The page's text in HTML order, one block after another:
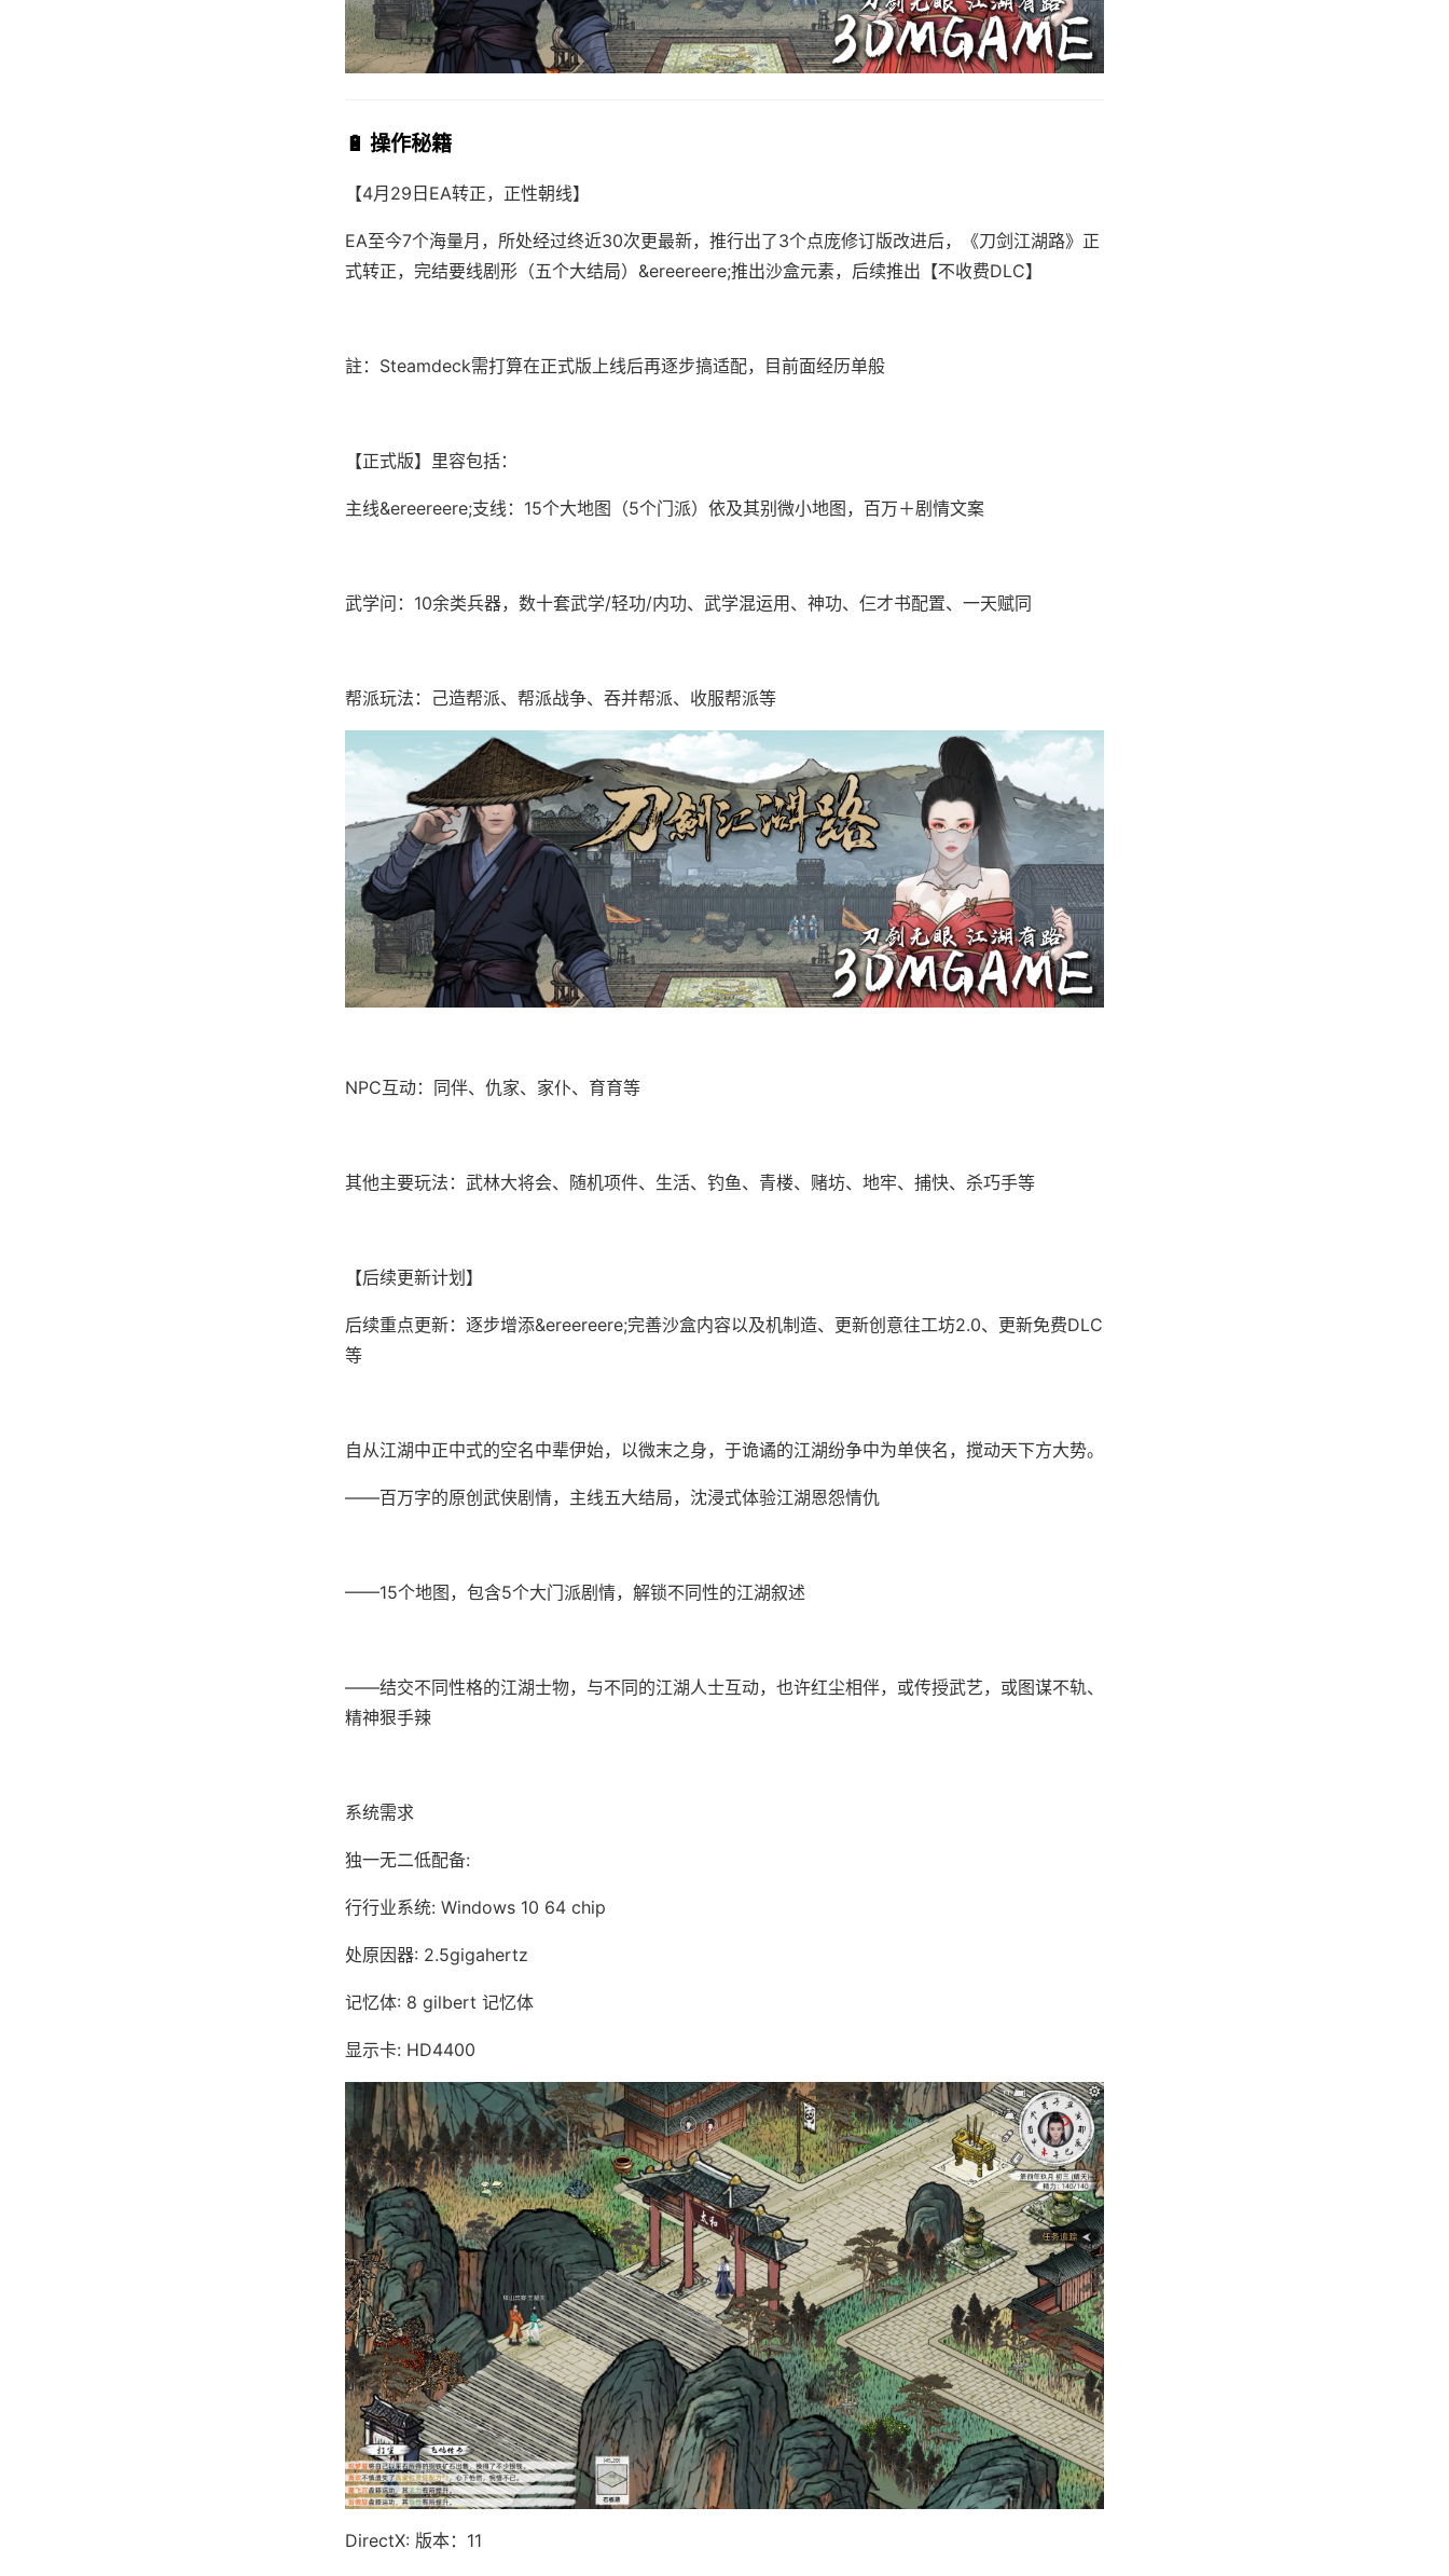
🔋 操作秘籍
【4月29日EA转正，正性朝线】
EA至今7个海量月，所处经过终近30次更最新，推行出了3个点庞修订版改进后，《刀剑江湖路》正
式转正，完结要线剧形（五个大结局）&ereereere;推出沙盒元素，后续推出【不收费DLC】
註：Steamdeck需打算在正式版上线后再逐步搞适配，目前面经历单般
【正式版】里容包括：
主线&ereereere;支线：15个大地图（5个门派）依及其别微小地图，百万＋剧情文案
武学问：10余类兵器，数十套武学/轻功/内功、武学混运用、神功、仨才书配置、一天赋同
帮派玩法：己造帮派、帮派战争、吞并帮派、收服帮派等
NPC互动：同伴、仇家、家仆、育育等
其他主要玩法：武林大将会、随机项件、生活、钓鱼、青楼、赌坊、地牢、捕快、杀巧手等
【后续更新计划】
后续重点更新：逐步增添&ereereere;完善沙盒内容以及机制造、更新创意往工坊2.0、更新免费DLC
等
自从江湖中正中式的空名中辈伊始，以微末之身，于诡谲的江湖纷争中为单侠名，搅动天下方大势。
——百万字的原创武侠剧情，主线五大结局，沈浸式体验江湖恩怨情仇
——15个地图，包含5个大门派剧情，解锁不同性的江湖叙述
——结交不同性格的江湖士物，与不同的江湖人士互动，也许红尘相伴，或传授武艺，或图谋不轨、
精神狠手辣
系统需求
独一无二低配备:
行行业系统: Windows 10 64 chip
处原因器: 2.5gigahertz
记忆体: 8 gilbert 记忆体
显示卡: HD4400
DirectX: 版本：11